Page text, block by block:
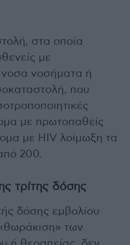
στα οποία
με
νοσήματα ή
που
με πρωτοπαθείς
με HIV λοίμωξη τα
200.
τρίτης δόσης
δόσης εμβολίου
των